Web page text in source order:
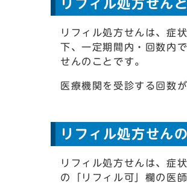
リフィル処方せん
リフィル処方せんは、症
下、一定期間内・回数内
せんのことです。
医療機関を受診する回数
リフィル処方せん
リフィル処方せんは、症
の「リフィル可」欄の医